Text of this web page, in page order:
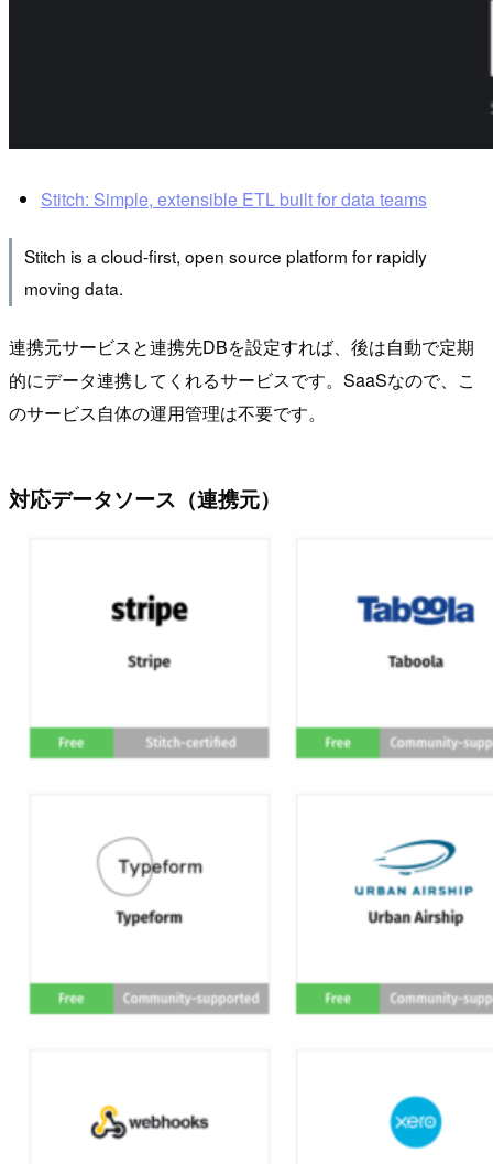
Stitch: Simple, extensible ETL built for data teams
Stitch is a cloud-first, open source platform for rapidly
moving data.
連携元サービスと連携先DBを設定すれば、後は自動で定期
的にデータ連携してくれるサービスです。SaaSなので、こ
のサービス自体の運用管理は不要です。
対応データソース（連携元）